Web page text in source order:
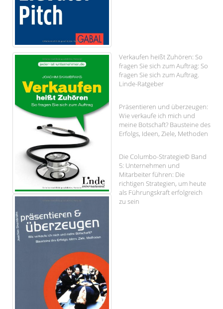
Verkaufen heißt Zuhören: So
fragen Sie sich zum Auftrag: So
fragen Sie sich zum Auftrag.
Linde-Ratgeber
Präsentieren und überzeugen:
Wie verkaufe ich mich und
meine Botschaft? Bausteine des
Erfolgs, Ideen, Ziele, Methoden
Die Columbo-Strategie© Band
5: Unternehmen und
Mitarbeiter führen: Die
richtigen Strategien, um heute
als Führungskraft erfolgreich
zu sein